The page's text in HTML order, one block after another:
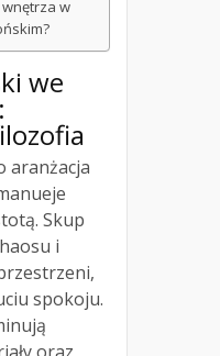
w
we
aranżacja
Skup
i
spokoju.